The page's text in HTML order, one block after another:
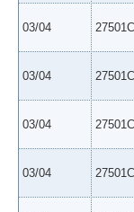
03/04
03/04
03/04
03/04